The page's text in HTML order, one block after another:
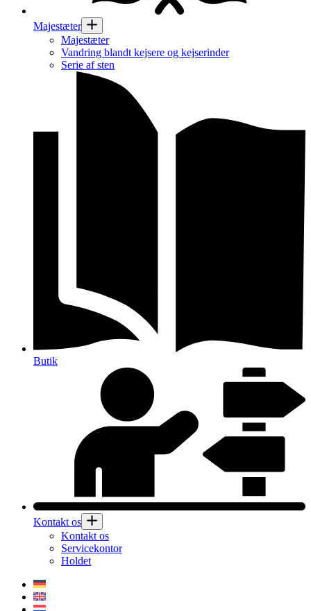
Majestæter
Majestæter
Vandring blandt kejsere og kejserinder
Serie af sten
Butik
Kontakt os
Kontakt os
Servicekontor
Holdet